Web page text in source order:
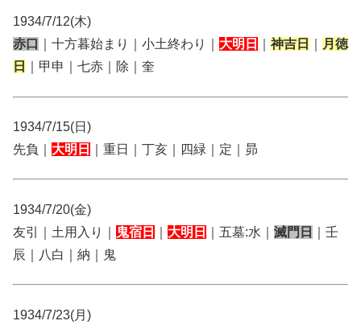
1934/7/12(木)
赤口
｜十方暮始まり｜小土終わり｜ 大明日 神吉日
月徳
日
｜甲申｜七赤｜除｜奎
1934/7/15(日)
先負｜ 大明日 ｜重日｜丁亥｜四緑｜定｜昴
1934/7/20(金)
友引｜土用入り｜
鬼宿日 大明日 ｜五墓:水｜ 滅門日
｜壬
辰｜八白｜納｜鬼
1934/7/23(月)